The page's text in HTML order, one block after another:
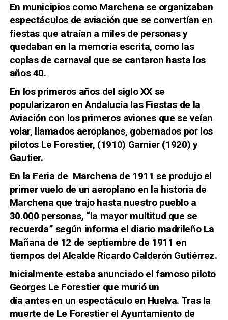
En municipios como Marchena se organizaban
espectáculos de aviación que se convertían en
fiestas que atraían a miles de personas y
quedaban en la memoria escrita, como las
coplas de carnaval que se cantaron hasta los
años 40.
En los primeros años del siglo XX se
popularizaron en Andalucía las Fiestas de la
Aviación con los primeros aviones que se veían
volar, llamados aeroplanos, gobernados por los
pilotos Le Forestier, (1910) Garnier (1920) y
Gautier.
En la Feria de Marchena de 1911 se produjo el
primer vuelo de un aeroplano en la historia de
Marchena que trajo hasta nuestro pueblo a
30.000 personas, “la mayor multitud que se
recuerda” según informa el diario madrileño La
Mañana de 12 de septiembre de 1911 en
tiempos del Alcalde Ricardo Calderón Gutiérrez.
Inicialmente estaba anunciado el famoso piloto
Georges Le Forestier que murió un
día antes en un espectáculo en Huelva. Tras la
muerte de Le Forestier el Ayuntamiento de